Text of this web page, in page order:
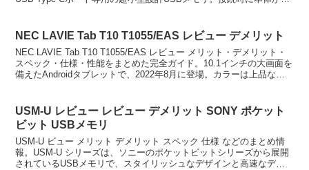
NEC LAVIE Tab T10 T1055/EAS レビュー デメリット
NEC LAVIE Tab T10 T1055/EAS レビュー メリット・デメリット・
スペック・仕様・性能をまとめた完全ガイド。10.1インチの大画面を
備えたAndroidタブレットで、2022年8月に登場。カラーは上品なプ
USM-U レビュー レビュー デメリット SONY ポケット
ビット USBメモリ
USM-U ビュー メリット デメリット スペック 仕様 などのまとめ情
報。USM-U シリーズは、ソニーのポケットビットシリーズから展開
されているUSBメモリで、スタイリッシュなデザインと高速なデー